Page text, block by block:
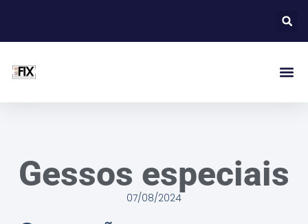
Gessos especiais
07/08/2024